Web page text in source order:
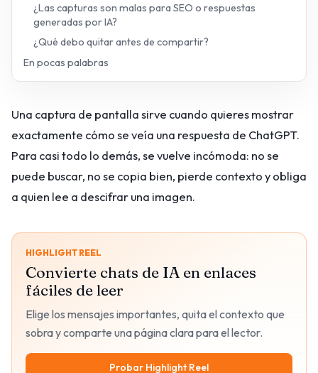
¿Las capturas son malas para SEO o respuestas
generadas por IA?
¿Qué debo quitar antes de compartir?
En pocas palabras
Una captura de pantalla sirve cuando quieres mostrar
exactamente cómo se veía una respuesta de ChatGPT.
Para casi todo lo demás, se vuelve incómoda: no se
puede buscar, no se copia bien, pierde contexto y obliga
a quien lee a descifrar una imagen.
HIGHLIGHT REEL
Convierte chats de IA en enlaces
fáciles de leer
Elige los mensajes importantes, quita el contexto que
sobra y comparte una página clara para el lector.
Probar Highlight Reel